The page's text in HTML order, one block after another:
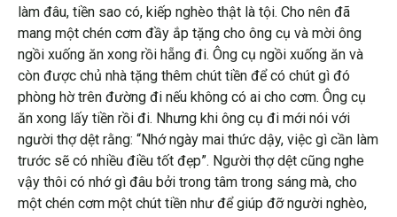
làm đâu, tiền sao có, kiếp nghèo thật là tội. Cho nên đã
mang một chén cơm đầy ắp tặng cho ông cụ và mời ông
ngồi xuống ăn xong rồi hẵng đi. Ông cụ ngồi xuống ăn và
còn được chủ nhà tặng thêm chút tiền để có chút gì đó
phòng hờ trên đường đi nếu không có ai cho cơm. Ông cụ
ăn xong lấy tiền rồi đi. Nhưng khi ông cụ đi mới nói với
người thợ dệt rằng: “Nhớ ngày mai thức dậy, việc gì cần làm
trước sẽ có nhiều điều tốt đẹp”. Người thợ dệt cũng nghe
vậy thôi có nhớ gì đâu bởi trong tâm trong sáng mà, cho
một chén cơm một chút tiền như để giúp đỡ người nghèo,